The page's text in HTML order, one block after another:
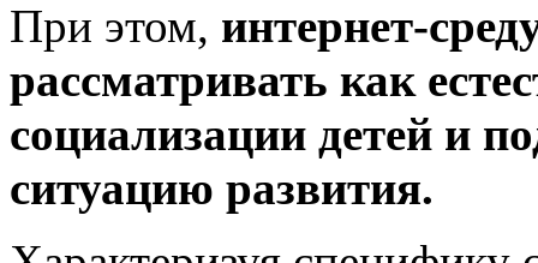
При этом, интернет-
рассматривать как
социализации детей и
ситуацию развития.